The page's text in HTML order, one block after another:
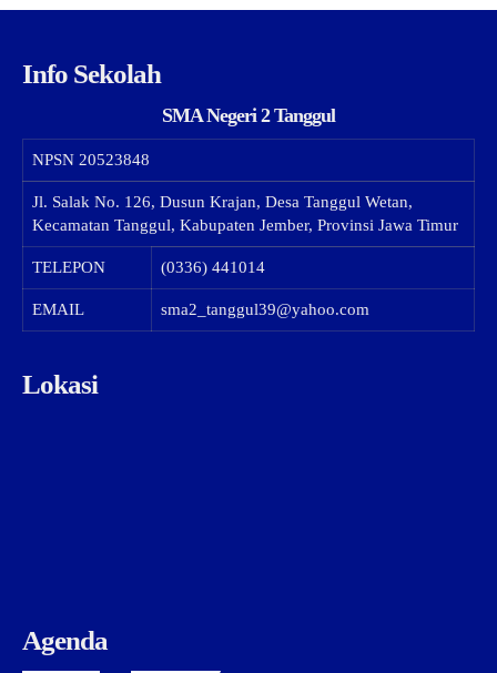
Info Sekolah
SMA Negeri 2 Tanggul
NPSN 20523848
Jl. Salak No. 126, Dusun Krajan, Desa Tanggul Wetan,
Kecamatan Tanggul, Kabupaten Jember, Provinsi Jawa Timur
TELEPON (0336) 441014
EMAIL sma2_tanggul39@yahoo.com
Lokasi
Agenda